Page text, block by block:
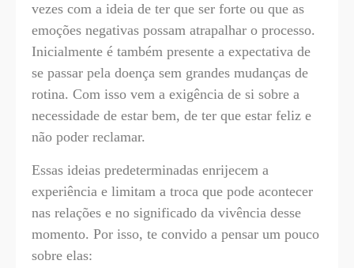
vezes com a ideia de ter que ser forte ou que as
emoções negativas possam atrapalhar o processo.
Inicialmente é também presente a expectativa de
se passar pela doença sem grandes mudanças de
rotina. Com isso vem a exigência de si sobre a
necessidade de estar bem, de ter que estar feliz e
não poder reclamar.
Essas ideias predeterminadas enrijecem a
experiência e limitam a troca que pode acontecer
nas relações e no significado da vivência desse
momento. Por isso, te convido a pensar um pouco
sobre elas: